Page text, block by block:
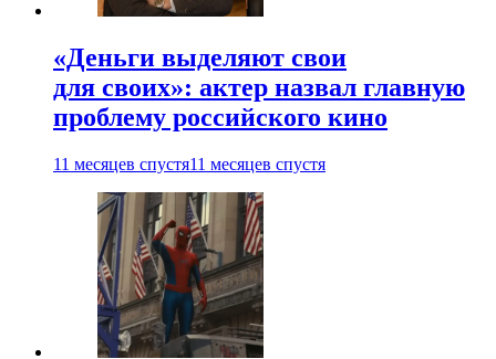
«Деньги выделяют свои
для своих»: актер назвал главную
проблему российского кино
11 месяцев спустя11 месяцев спустя